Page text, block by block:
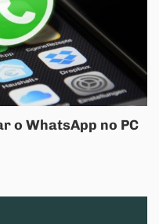
o WhatsApp no PC